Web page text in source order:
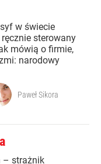
w świecie
sterowany
mówią o firmie,
narodowy
Paweł Sikora
– strażnik